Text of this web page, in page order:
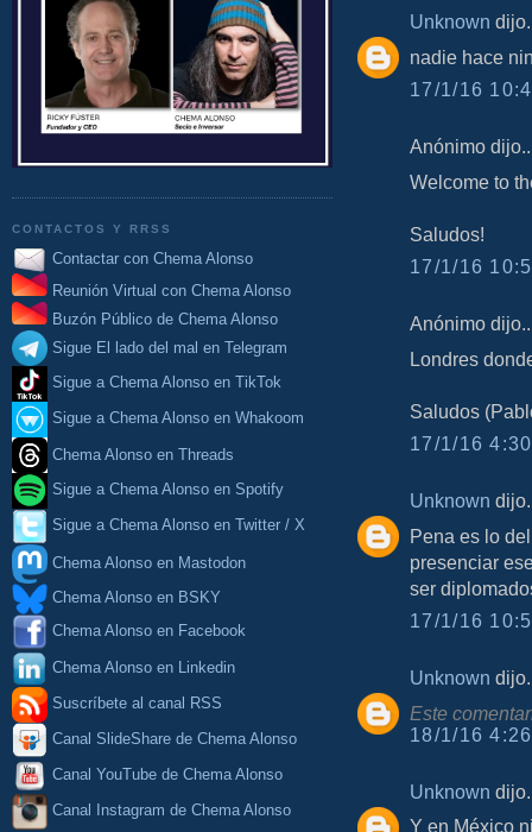
CONTACTOS Y RRSS
Contactar con Chema Alonso
Reunión Virtual con Chema Alonso
Buzón Público de Chema Alonso
Sigue El lado del mal en Telegram
Sigue a Chema Alonso en TikTok
Sigue a Chema Alonso en Whakoom
Chema Alonso en Threads
Sigue a Chema Alonso en Spotify
Sigue a Chema Alonso en Twitter / X
Chema Alonso en Mastodon
Chema Alonso en BSKY
Chema Alonso en Facebook
Chema Alonso en Linkedin
Suscríbete al canal RSS
Canal SlideShare de Chema Alonso
Canal YouTube de Chema Alonso
Canal Instagram de Chema Alonso
Unknown
nadie hace
17/1/16
Anónimo
Welcome to
Saludos!
17/1/16
Anónimo
Londres
Saludos
17/1/16
Unknown
Pena es lo
presenciar
ser
17/1/16
Unknown
Este
18/1/16
Unknown
Y en México